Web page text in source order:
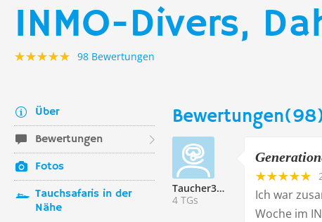
INMO-Divers,
98 Bewertungen
Über
Bewertungen
Fotos
Tauchsafaris in der
Nähe
Taucher337428
4 TGs
Ich war
Woche im